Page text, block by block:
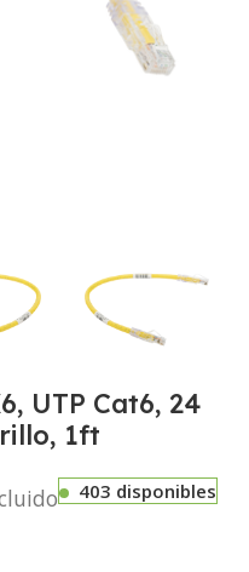
UTP Cat6, 24
1ft
403 disponibles